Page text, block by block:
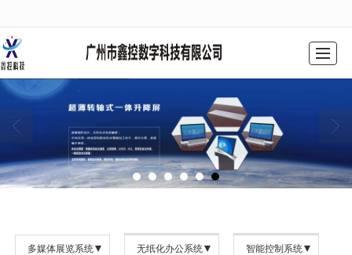
网站首页公司简介 解决方案新闻动态
多媒体展览系统 无纸化办公系统 智能控制系统